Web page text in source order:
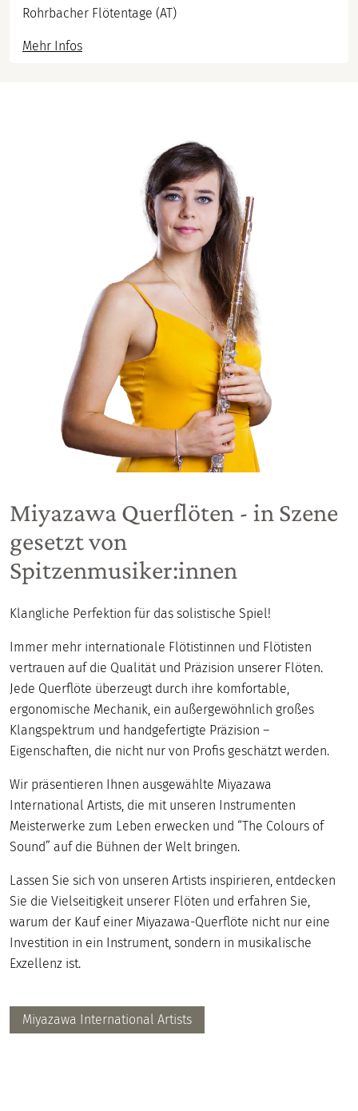
Rohrbacher Flötentage (AT)
Mehr Infos
Miyazawa Querflöten - in Szene
gesetzt von
Spitzenmusiker:innen
Klangliche Perfektion für das solistische Spiel!
Immer mehr internationale Flötistinnen und Flötisten
vertrauen auf die Qualität und Präzision unserer Flöten.
Jede Querflöte überzeugt durch ihre komfortable,
ergonomische Mechanik, ein außergewöhnlich großes
Klangspektrum und handgefertigte Präzision –
Eigenschaften, die nicht nur von Profis geschätzt werden.
Wir präsentieren Ihnen ausgewählte Miyazawa
International Artists, die mit unseren Instrumenten
Meisterwerke zum Leben erwecken und “The Colours of
Sound” auf die Bühnen der Welt bringen.
Lassen Sie sich von unseren Artists inspirieren, entdecken
Sie die Vielseitigkeit unserer Flöten und erfahren Sie,
warum der Kauf einer Miyazawa-Querflöte nicht nur eine
Investition in ein Instrument, sondern in musikalische
Exzellenz ist.
Miyazawa International Artists